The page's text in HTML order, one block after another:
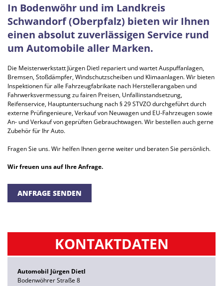
e
r
k
s
t
a
t
t
J
ü
r
g
In Bodenwöhr und im Landkreis
Schwandorf (Oberpfalz) bieten wir Ihnen
einen absolut zuverlässigen Service rund
um Automobile aller Marken.
Die Meisterwerkstatt Jürgen Dietl repariert und wartet Auspuffanlagen,
Bremsen, Stoßdämpfer, Windschutzscheiben und Klimaanlagen. Wir bieten
Inspektionen für alle Fahrzeugfabrikate nach Herstellerangaben und
Fahrwerksvermessung zu fairen Preisen, Unfallinstandsetzung,
Reifenservice, Hauptuntersuchung nach § 29 STVZO durchgeführt durch
externe Prüfingenieure, Verkauf von Neuwagen und EU-Fahrzeugen sowie
An- und Verkauf von geprüften Gebrauchtwagen. Wir bestellen auch gerne
Zubehör für Ihr Auto.
Fragen Sie uns. Wir helfen Ihnen gerne weiter und beraten Sie persönlich.
Wir freuen uns auf Ihre Anfrage.
ANFRAGE SENDEN
KONTAKTDATEN
Automobil Jürgen Dietl
Bodenwöhrer Straße 8